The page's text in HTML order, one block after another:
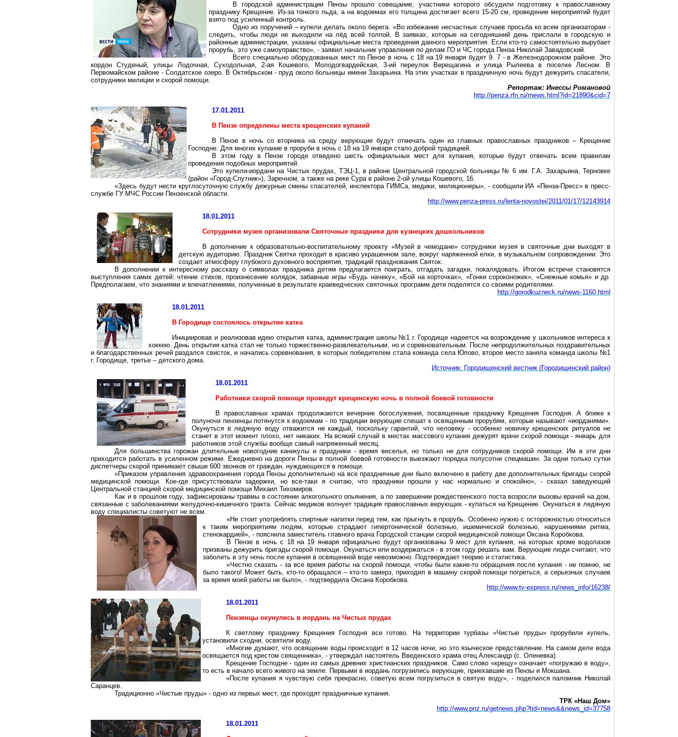
В городской администрации Пензы прошло совещание, участники которого обсудили подготовку к православному
празднику Крещение. Из-за тонкого льда, а на водоемах его толщина достигает всего 15-20 см, проведение мероприятий будет
взято под усиленный контроль.
Одно из поручений – купели делать около берега. «Во избежание несчастных случаев просьба ко всем организаторам -
следить, чтобы люди не выходили на лёд всей толпой. В заявках, которые на сегодняшний день прислали в городскую и
районные администрации, указаны официальные места проведения данного мероприятия. Если кто-то самостоятельно вырубает
прорубь, это уже самоуправство», - заявил начальник управления по делам ГО и ЧС города Пенза Николай Завадовский.
Всего специально оборудованных мест по Пензе в ночь с 18 на 19 января будет 9. 7 - в Железнодорожном районе. Это
кордон Студеный, улицы Лодочная, Суходольная, 2-ая Кошевого, Молодогвардейская, 3-ий переулок Верещагина и улица Рылеева в поселке Лесном. В
Первомайском районе - Солдатское озеро. В Октябрьском - пруд около больницы имени Захарьина. На этих участках в праздничную ночь будут дежурить спасатели,
сотрудники милиции и скорой помощи.
Репортаж: Инессы Романовой
http://penza.rfn.ru/rnews.html?id=21890&cid=7
17.01.2011
В Пензе определены места крещенских купаний
В Пензе в ночь со вторника на среду верующие будут отмечать один из главных православных праздников – Крещение
Господне. Для многих купание в проруби в ночь с 18 на 19 января стало доброй традицией.
В этом году в Пензе городе отведено шесть официальных мест для купания, которые будут отвечать всем правилам
проведения подобных мероприятий.
Это купели-иордани на Чистых прудах, ТЭЦ-1, в районе Центральной городской больницы № 6 им. Г.А. Захарьина, Терновке
(район «Город-Спутник»), Заречном, а также на реке Сура в районе 2-ой улицы Кошевого, 16.
«Здесь будут нести круглосуточную службу дежурные смены спасателей, инспектора ГИМСа, медики, милиционеры», - сообщили ИА «Пенза-Пресс» в пресс-
службе ГУ МЧС России Пензенской области.
http://www.penza-press.ru/lenta-novostei/2011/01/17/12143914
18.01.2011
Сотрудники музея организовали Святочные праздники для кузнецких дошкольников
В дополнение к образовательно-воспитательному проекту «Музей в чемодане» сотрудники музея в святочные дни выходят в
детскую аудиторию. Праздник Святки проходит в красиво украшенном зале, вокруг наряженной елки, в музыкальном сопровождении. Это
создает атмосферу глубокого духовного восприятия, традиций празднования Святок.
В дополнении к интересному рассказу о символах праздника детям предлагается поиграть, отгадать загадки, покалядовать. Итогом встречи становятся
выступления самих детей: чтение стихов, произнесение колядок, забавные игры «Будь начеку», «Бой на корточках», «Гонки сороконожек», «Снежные комья» и др.
Предполагаем, что знаниями и впечатлениями, полученные в результате краеведческих святочных программ дети поделятся со своими родителями.
http://gorodkuzneck.ru/news-1160.html
18.01.2011
В Городище состоялось открытие катка
Инициировав и реализовав идею открытия катка, администрация школы №1 г. Городище надеется на возрождение у школьников интереса к
хоккею. День открытия катка стал не только торжественно-развлекательным, но и соревновательным. После непродолжительных поздравительных
и благодарственных речей раздался свисток, и начались соревнования, в которых победителем стала команда села Юлово, второе место заняла команда школы №1
г. Городище, третье – детского дома.
Источник: Городищенский вестник (Городищенский район)
18.01.2011
Работники скорой помощи проведут крещенскую ночь в полной боевой готовности
В православных храмах продолжаются вечерние богослужения, посвященные празднику Крещения Господня. А ближе к
полуночи пензенцыпотянутся к водоемам - по традиции верующие спешат к освященным прорубям, которые называют «иорданями».
Окунуться в ледяную воду отважится не каждый, поскольку гарантий, что человеку - особенно новичку крещенских ритуалов не
станет в этот момент плохо, нет никаких. На всякий случай в местах массового купания дежурят врачи скорой помощи - январь для
работников этой службы вообще самый напряженный месяц.
Для большинства горожан длительные новогодние каникулы и праздники - время веселья, но только не для сотрудников скорой помощи. Им в эти дни
приходится работать в усиленном режиме. Ежедневно на дороги Пензы в полной боевой готовности выезжают порядка полусотни спецмашин. За одни только сутки
диспетчеры скорой принимают свыше 600 звонков от граждан, нуждающихся в помощи.
«Приказом управления здравоохранения города Пензы дополнительно на все праздничные дни было включено в работу две дополнительных бригады скорой
медицинской помощи. Кое-где присутствовали задержки, но все-таки я считаю, что праздники прошли у нас нормально и спокойно», - сказал заведующий
Центральной станцией скорой медицинской помощи Михаил Тихомиров.
Как и в прошлом году, зафиксированы травмы в состоянии алкогольного опьянения, а по завершении рождественского поста возросли вызовы врачей на дом,
связанные с заболеваниями желудочно-кишечного тракта. Сейчас медиков волнует традиция православных верующих - купаться на Крещение. Окунаться в ледяную
воду специалисты советуют не всем.
«Не стоит употреблять спиртные напитки перед тем, как прыгнуть в прорубь. Особенно нужно с осторожностью относиться
к таким мероприятиям людям, которые страдают гипертонической болезнью, ишемической болезнью, нарушениями ритма,
стенокардией», - пояснила заместитель главного врача Городской станции скорой медицинской помощи Оксана Коробкова.
В Пензе в ночь с 18 на 19 января официально будут организованы 9 мест для купания, на которых кроме водолазов
призваны дежурить бригады скорой помощи. Окунаться или воздержаться - в этом году решать вам. Верующие люди считают, что
заболеть в эту ночь после купания в освященной воде невозможно. Подтверждает теорию и статистика.
«Честно сказать - за все время работы на скорой помощи, чтобы были какие-то обращения после купания - не помню, не
было такого! Может быть, кто-то обращался – кто-то замерз, приходил в машину скорой помощи погреться, а серьезных случаев
за время моей работы не было», - подтвердила Оксана Коробкова.
http://www.tv-express.ru/news_info/16238/
18.01.2011
Пензенцы окунулись в иордань на Чистых прудах
К светлому празднику Крещения Господня все готово. На территории турбазы «Чистые пруды» прорубили купель,
установили сходни, освятили воду.
«Многие думают, что освящение воды происходит в 12 часов ночи, но это языческое представление. На самом деле вода
освящается под крестом священника», - утверждал настоятель Введенского храма отец Александр (с. Оленевка).
Крещение Господне - один из самых древних христианских праздников. Само слово «крещу» означает «погружаю в воду»,
то есть в начало всего живого на земле. Первыми в иордань погрузились верующие, приехавшие из Пензы и Мокшана.
«После купания я чувствую себя прекрасно, советую всем погрузиться в святую воду», - поделился паломник Николай
Саранцев.
Традиционно «Чистые пруды» - одно из первых мест, где проходят праздничные купания.
ТРК «Наш Дом»
http://www.pnz.ru/getnews.php?tid=news&&news_id=37758
18.01.2011